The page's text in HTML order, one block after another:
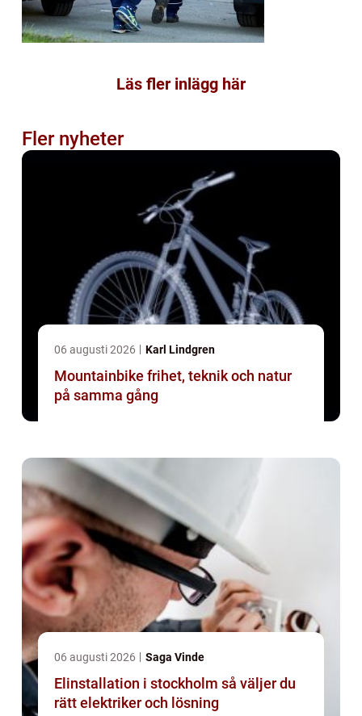
Läs fler inlägg här
Fler nyheter
06 augusti 2026 Karl Lindgren
Mountainbike frihet, teknik och natur
på samma gång
06 augusti 2026 Saga Vinde
Elinstallation i stockholm så väljer du
rätt elektriker och lösning